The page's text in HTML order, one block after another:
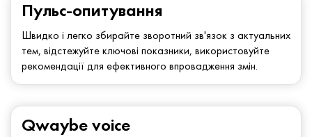
Qwaybe voice
Пульс-опитування
Швидко і легко збирайте зворотний зв'язок з актуальних
тем, відстежуйте ключові показники, використовуйте
рекомендації для ефективного впровадження змін.